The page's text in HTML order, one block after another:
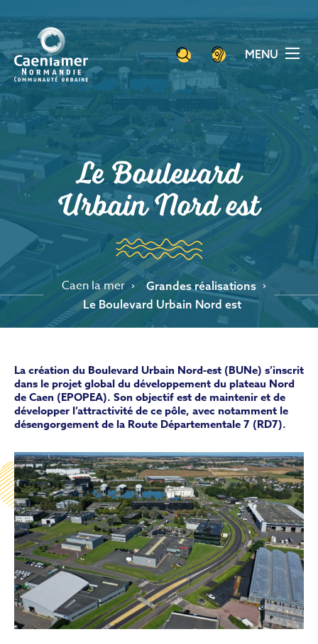
au
contenu
principal
MENU
Le Boulevard
Urbain Nord est
Caen la mer
Grandes réalisations
Le Boulevard Urbain Nord est
La création du Boulevard Urbain Nord-est (BUNe) s’inscrit
dans le projet global du développement du plateau Nord
de Caen (EPOPEA). Son objectif est de maintenir et de
développer l’attractivité de ce pôle, avec notamment le
désengorgement de la Route Départementale 7 (RD7).